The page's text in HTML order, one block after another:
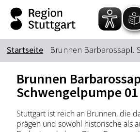
Zum
Zur
Zur
Zum
Suchbegriff
Stadtführungen
Tickets
Startseite Brunnen Barbarossapl.
Brunnen
Schwengelpumpe 01
Stuttgart ist reich an Brunnen, die
prägen und sowohl historische als